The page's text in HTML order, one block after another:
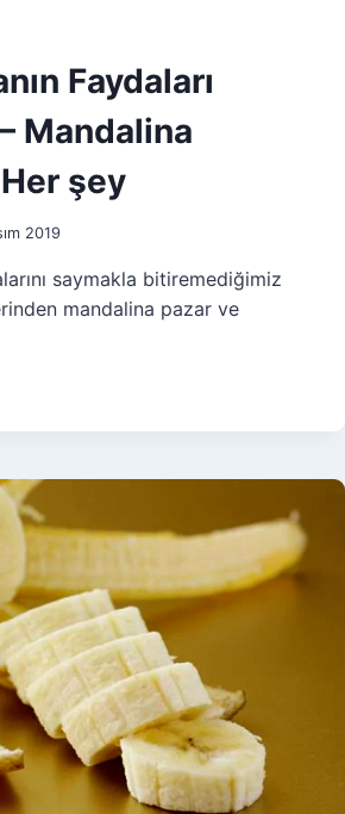
Faydaları
Mandalina
şey
2019
saymakla bitiremediğimiz
mandalina pazar ve